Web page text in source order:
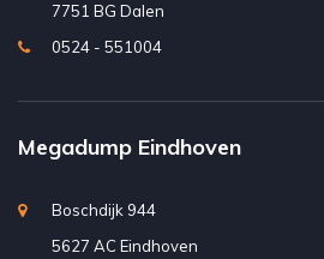
7751 BG Dalen
0524 - 551004
Megadump Eindhoven
Boschdijk 944
5627 AC Eindhoven